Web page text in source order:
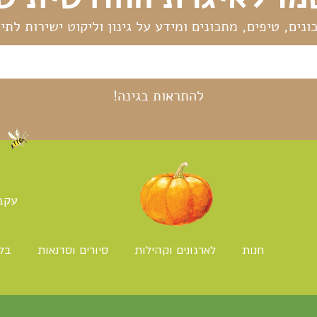
טיפים, מתכונים ומידע על גינון וליקוט ישירות
להתראות בגינה!
חנות לארגונים וקהילות סיורים וסדנאות